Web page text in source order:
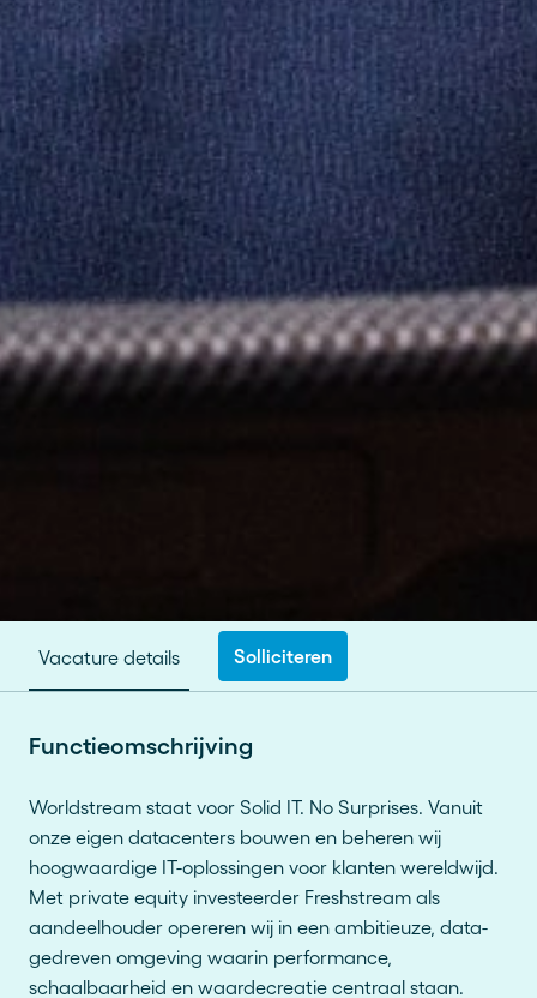
Vacature details Solliciteren
Functieomschrijving
Worldstream staat voor Solid IT. No Surprises. Vanuit
onze eigen datacenters bouwen en beheren wij
hoogwaardige IT-oplossingen voor klanten wereldwijd.
Met private equity investeerder Freshstream als
aandeelhouder opereren wij in een ambitieuze, data-
gedreven omgeving waarin performance,
schaalbaarheid en waardecreatie centraal staan.